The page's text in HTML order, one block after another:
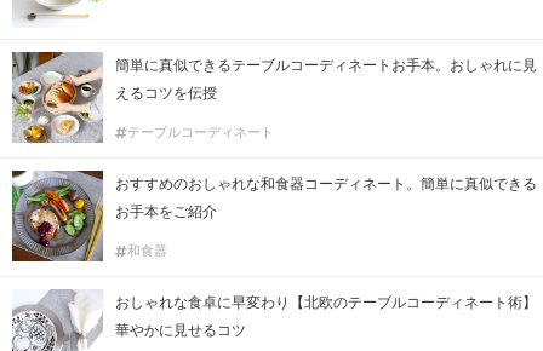
簡単に真似できるテーブルコーディネートお手本。おしゃれに見
えるコツを伝授
テーブルコーディネート
おすすめのおしゃれな和食器コーディネート。簡単に真似できる
お手本をご紹介
和食器
おしゃれな食卓に早変わり【北欧のテーブルコーディネート術】
華やかに見せるコツ